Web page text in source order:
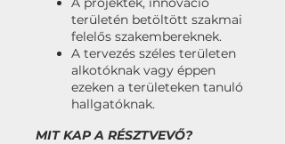
területén betöltött szakmai
felelős szakembereknek.
A tervezés széles területen
alkotóknak vagy éppen
ezeken a területeken tanuló
hallgatóknak.
MIT KAP A RÉSZTVEVŐ?